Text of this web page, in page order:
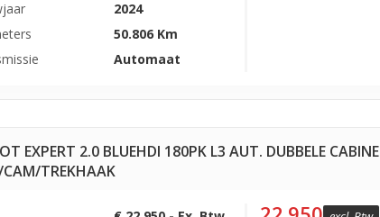
2024
50.806 Km
Automaat
EXPERT 2.0 BLUEHDI 180PK L3 AUT. DUBBELE CABINE
TREKHAAK